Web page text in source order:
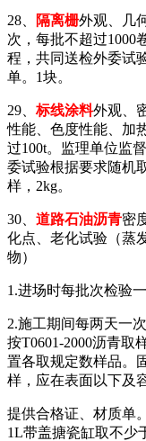
28、 隔离栅外观、几
次，每批不超过1000
程，共同送检外委试
单。1块。
29、 标线涂料外观、
性能、色度性能、加
过100t。监理单位监
委试验根据要求随机
样，2kg。
30、 道路石油沥青密
化点、老化试验（蒸
物）
1.进场时每批次检验
2.施工期间每两天一
按T0601-2000沥青取
置各取规定数样品。
样，应在表面以下及
提供合格证、材质单
1L带盖搪瓷缸取不少